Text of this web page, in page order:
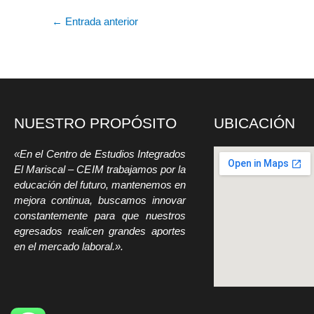
← Entrada anterior
NUESTRO PROPÓSITO
«En el Centro de Estudios Integrados
El Mariscal – CEIM trabajamos por la
educación del futuro, mantenemos en
mejora continua, buscamos innovar
constantemente para que nuestros
egresados realicen grandes aportes
en el mercado laboral.».
UBICACIÓN